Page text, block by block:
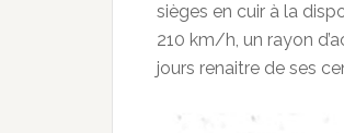
sièges en cuir à la
210 km/h, un rayon
jours renaitre de ses